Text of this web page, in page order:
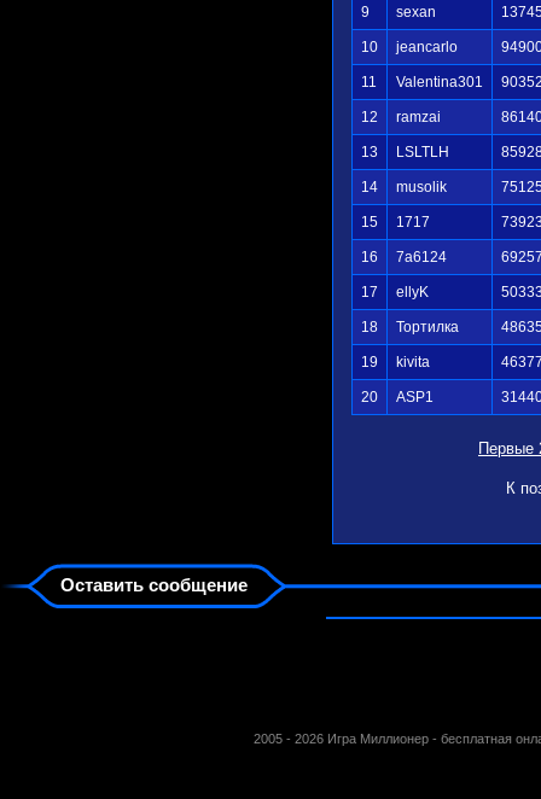
9 sexan
10 jeancarlo
11 Valentina301
12 ramzai
13 LSLTLH
14 musolik
15 1717
16 7a6124
17 ellyK
18 Тортилка
19 kivita
20 ASP1
Первые
К
Оставить сообщение
2005 - 2026 Игра Миллионер - бесплатная